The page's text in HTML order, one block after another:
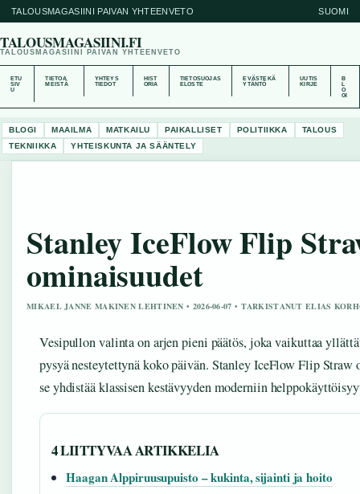
TALOUSMAGASIINI PAIVAN YHTEENVETO SUOMI
TALOUSMAGASIINI.FI
TALOUSMAGASIINI PAIVAN YHTEENVETO
ETU
SIV
U
TIETOA
MEISTÄ
YHTEYS
TIEDOT
HIST
ORIA
TIETOSUOJAS
ELOSTE
EVÄSTEKÄ
YTÄNTÖ
UUTIS
KIRJE
B
O
GI
BLOGI MAAILMA MATKAILU PAIKALLISET POLITIIKKA
TALOUS
TEKNIIKKA
YHTEISKUNTA JA SÄÄNTELY
Stanley IceFlow Flip
ominaisuudet
MIKAEL JANNE MAKINEN LEHTINEN • 2026-06-07 • TARKISTANUT ELIAS
Vesipullon valinta on arjen pieni päätös, joka vaikuttaa
pysyä nesteytettynä koko päivän. Stanley IceFlow Flip Straw
se yhdistää klassisen kestävyyden moderniin
4 LIITTYVAA ARTIKKELIA
Haagan Alppiruusupuisto – kukinta, sijainti ja hoito